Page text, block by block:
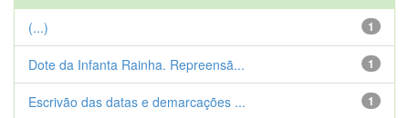
1
(...)
1
Dote da Infanta Rainha. Repreensã...
1
Escrivão das datas e demarcações ...